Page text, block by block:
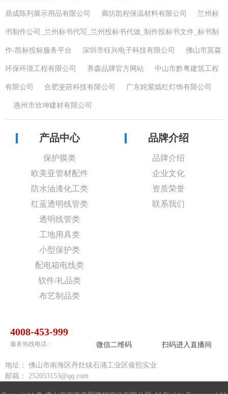
鼎成陈列展示用品有限公司 廊坊凯程保温材料有限公司 兰州标
书制作公司_兰州标书代写_兰州投标书代做_制作投标书文件_标书制
作-凯标投标服务平台 深圳市钰兴电子科技有限公司 佛山市莫森
环保环境工程有限公司 养森品牌官方网站 中山市黔粤建筑工程
有限公司 合肥斐莳科技有限公司 广东姹紫嫣红灯饰有限公司
惠州市欣坤建材有限公司
产品中心
保护膜类
欧美亚管材配件
防水油漆化工类
红蓝透明线管类
透明线管类
工地用具类
小型保护类
配电箱电线类
软件/礼品类
布艺制品类
品牌介绍
品牌介绍
企业文化
资质荣誉
联系我们
4008-453-999
服务热线电话： 微信二维码 扫码进入直播间
地址：
佛山市南海区丹灶镇石涌工业区俊熙实业
邮箱：
252053153@qq.com